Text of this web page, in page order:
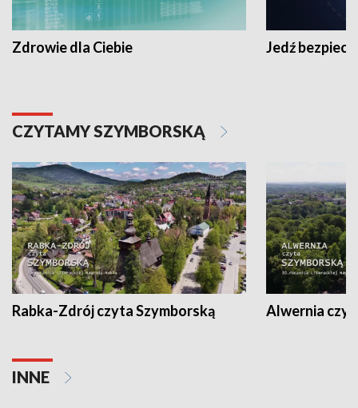
Zdrowie dla Ciebie Jedź
CZYTAMY SZYMBORSKĄ
Rabka-Zdrój czyta Szymborską Alwernia
INNE